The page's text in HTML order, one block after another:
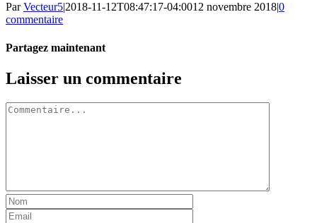
ParVecteur5|2018-11-12T08:47:17-04:0012 novembre 2018|0
commentaire
Partagez maintenant
Facebook
Twitter
LinkedIn
Tumblr
Pinterest
Email
Laisser un commentaire
Commentaire